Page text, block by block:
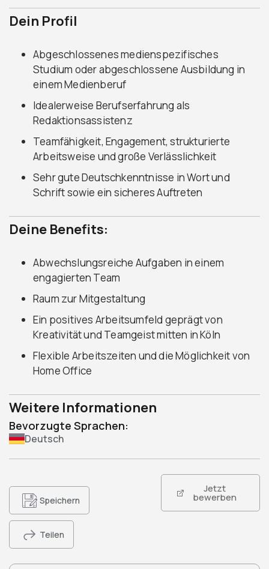
Dein Profil
Abgeschlossenes medienspezifisches
Studium oder abgeschlossene Ausbildung in
einem Medienberuf
Idealerweise Berufserfahrung als
Redaktionsassistenz
Teamfähigkeit, Engagement, strukturierte
Arbeitsweise und große Verlässlichkeit
Sehr gute Deutschkenntnisse in Wort und
Schrift sowie ein sicheres Auftreten
Deine Benefits:
Abwechslungsreiche Aufgaben in einem
engagierten Team
Raum zur Mitgestaltung
Ein positives Arbeitsumfeld geprägt von
Kreativität und Teamgeist mitten in Köln
Flexible Arbeitszeiten und die Möglichkeit von
Home Office
Weitere Informationen
Bevorzugte Sprachen:
Deutsch
Speichern
Teilen
Jetzt
bewerben